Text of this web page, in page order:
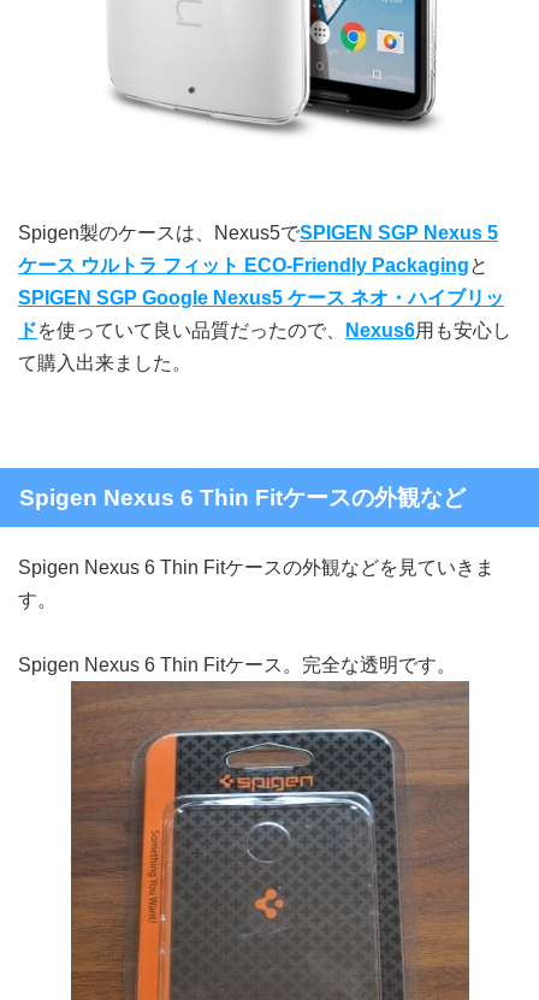
Spigen製のケースは、Nexus5でSPIGEN SGP Nexus 5
ケース ウルトラ フィット ECO-Friendly Packagingと
SPIGEN SGP Google Nexus5 ケース ネオ・ハイブリッ
ドを使っていて良い品質だったので、 Nexus6用も安心し
て購入出来ました。
Spigen Nexus 6 Thin Fitケースの外観など
Spigen Nexus 6 Thin Fitケースの外観などを見ていきま
す。
Spigen Nexus 6 Thin Fitケース。完全な透明です。